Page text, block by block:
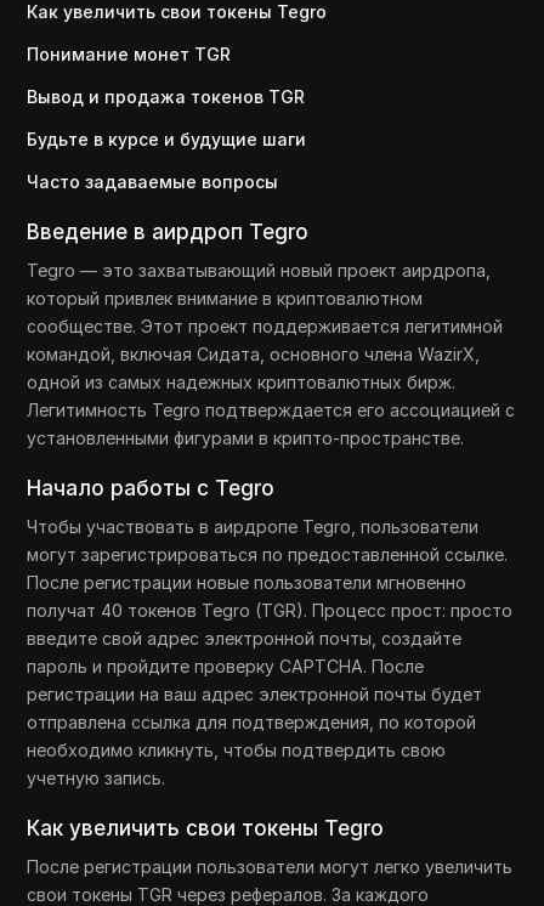
Как увеличить свои токены Tegro
Понимание монет TGR
Вывод и продажа токенов TGR
Будьте в курсе и будущие шаги
Часто задаваемые вопросы
Введение в аирдроп Tegro
Tegro — это захватывающий новый проект аирдропа,
который привлек внимание в криптовалютном
сообществе. Этот проект поддерживается легитимной
командой, включая Сидата, основного члена WazirX,
одной из самых надежных криптовалютных бирж.
Легитимность Tegro подтверждается его ассоциацией с
установленными фигурами в крипто-пространстве.
Начало работы с Tegro
Чтобы участвовать в аирдропе Tegro, пользователи
могут зарегистрироваться по предоставленной ссылке.
После регистрации новые пользователи мгновенно
получат 40 токенов Tegro (TGR). Процесс прост: просто
введите свой адрес электронной почты, создайте
пароль и пройдите проверку CAPTCHA. После
регистрации на ваш адрес электронной почты будет
отправлена ссылка для подтверждения, по которой
необходимо кликнуть, чтобы подтвердить свою
учетную запись.
Как увеличить свои токены Tegro
После регистрации пользователи могут легко увеличить
свои токены TGR через рефералов. За каждого